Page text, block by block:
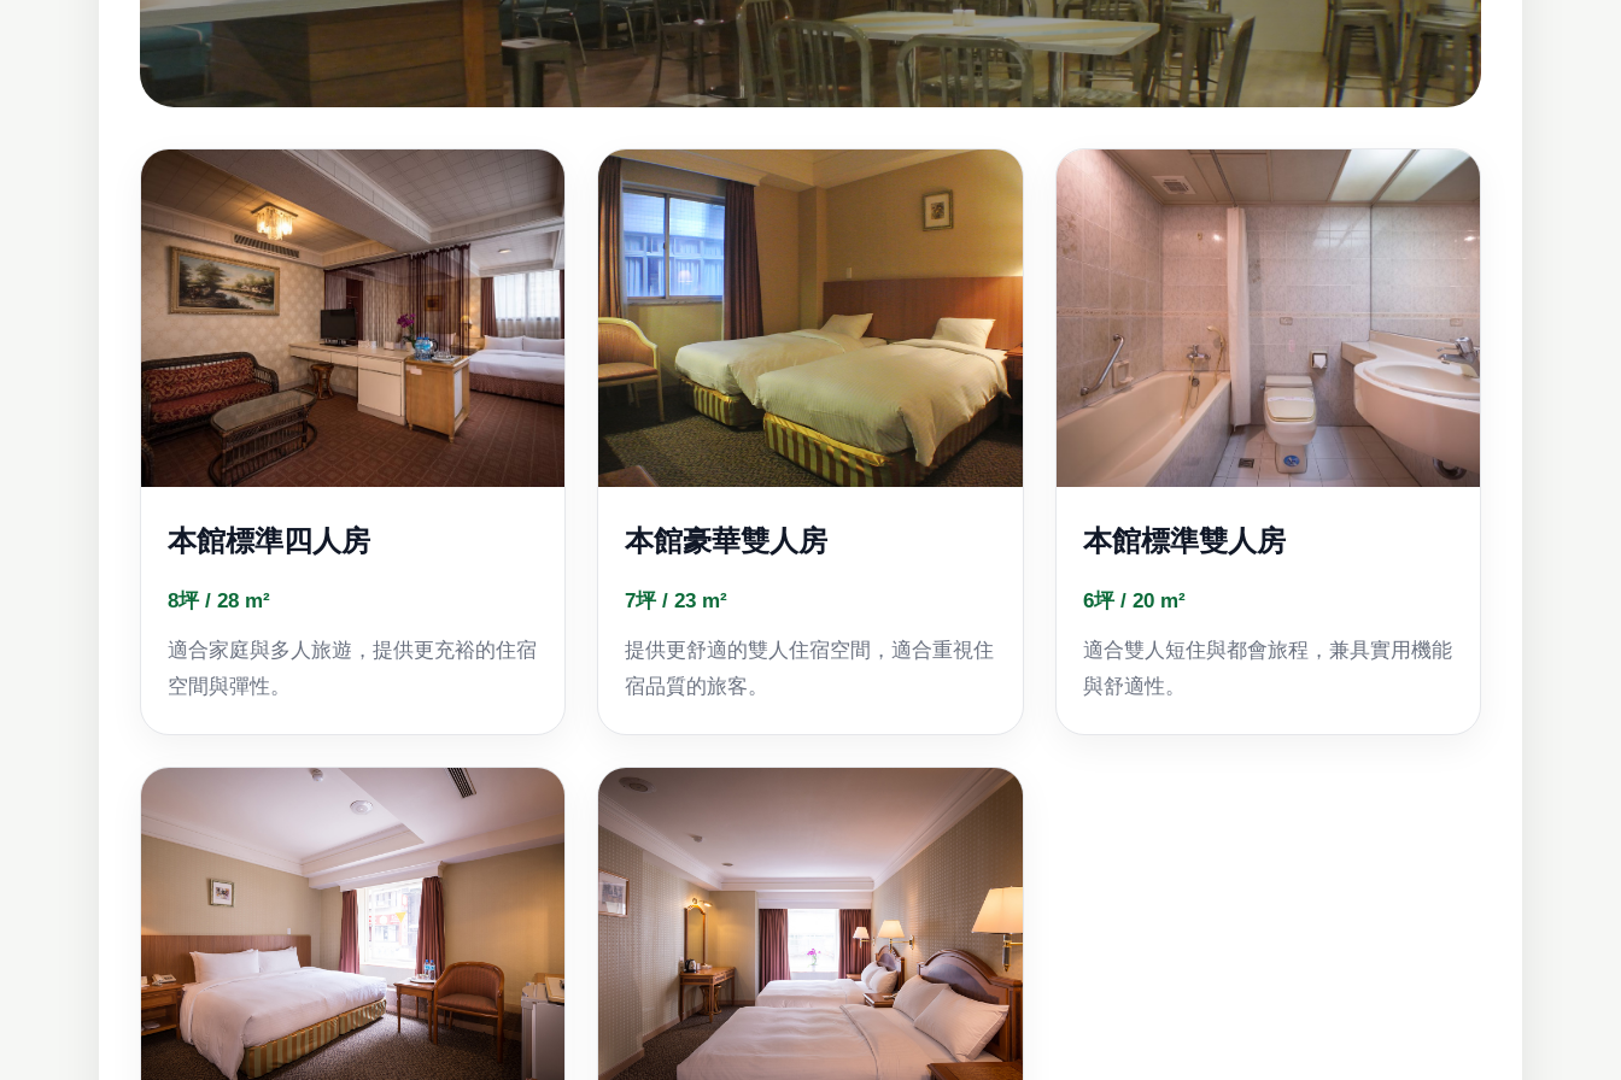
本館標準四人房
8坪 / 28 m²
適合家庭與多人旅遊，提供更充裕的住宿
空間與彈性。
本館豪華雙人房
7坪 / 23 m²
提供更舒適的雙人住宿空間，適合重視住
宿品質的旅客。
本館標準雙人房
6坪 / 20 m²
適合雙人短住與都會旅程，兼具實用機能
與舒適性。